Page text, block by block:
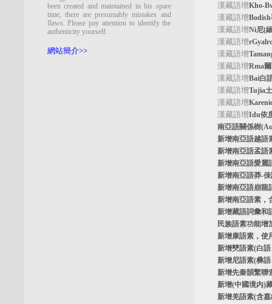
been created and maintained in his spare
time, there are presumably mistakes and
flaws. Please pay attention to identify the
authenticity yourself.
網站簡介>>
漢藏語增Kho-
漢藏語增
漢藏語增Ni尼(
漢藏語增
漢藏語增
漢藏語增Rma
漢藏語增Bai白
漢藏語增Tujia
漢藏語增
漢藏語增Idu依
南亞語關係樹
新增南亞語越語
新增南亞語孟語
新增南亞語愛麗
新增南亞語莽-倈
新增南亞語崩龍
新增南亞語素，
新增藏語詞彙和
民族語素功能
新增康語素，使
新增僰語素(白
新增尼語素(彝
新增先秦韻繫聯
新增(中國境內)
新增羌語素(含